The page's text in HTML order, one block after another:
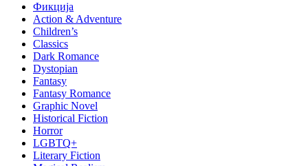
Фикција
Action & Adventure
Children’s
Classics
Dark Romance
Dystopian
Fantasy
Fantasy Romance
Graphic Novel
Historical Fiction
Horror
LGBTQ+
Literary Fiction